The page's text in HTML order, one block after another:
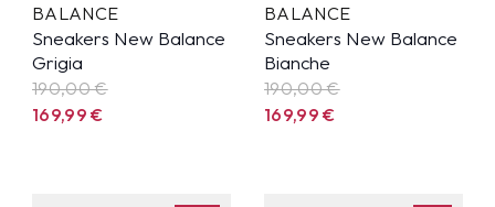
BALANCE
Sneakers New Balance
Grigia
190,00 €
169,99€
BALANCE
Sneakers New Balance
Bianche
190,00 €
169,99€